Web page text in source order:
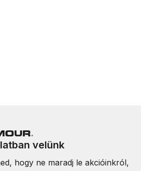
velünk
hogy ne maradj le akcióinkról,